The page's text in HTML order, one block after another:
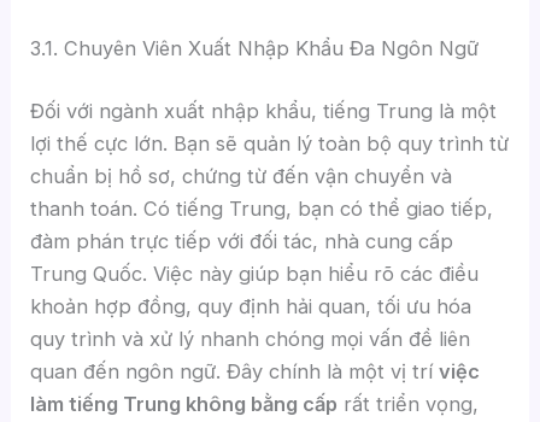
3.1. Chuyên Viên Xuất Nhập Khẩu Đa Ngôn Ngữ
Đối với ngành xuất nhập khẩu, tiếng Trung là một
lợi thế cực lớn. Bạn sẽ quản lý toàn bộ quy trình từ
chuẩn bị hồ sơ, chứng từ đến vận chuyển và
thanh toán. Có tiếng Trung, bạn có thể giao tiếp,
đàm phán trực tiếp với đối tác, nhà cung cấp
Trung Quốc. Việc này giúp bạn hiểu rõ các điều
khoản hợp đồng, quy định hải quan, tối ưu hóa
quy trình và xử lý nhanh chóng mọi vấn đề liên
quan đến ngôn ngữ. Đây chính là một vị tríviệc
làm tiếng Trung không bằng cấp rất triển vọng,